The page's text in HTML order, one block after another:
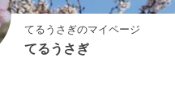
てるうさぎのマイページ
てるうさぎ